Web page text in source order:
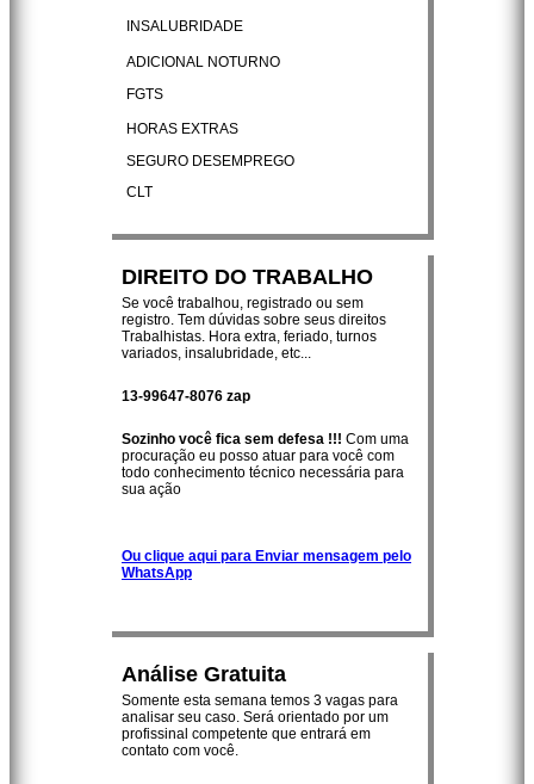
INSALUBRIDADE
ADICIONAL NOTURNO
FGTS
HORAS EXTRAS
SEGURO DESEMPREGO
CLT
DIREITO DO TRABALHO
Se você trabalhou, registrado ou sem
registro. Tem dúvidas sobre seus direitos
Trabalhistas. Hora extra, feriado, turnos
variados, insalubridade, etc...
13-99647-8076 zap
Sozinho você fica sem defesa !!! Com uma
procuração eu posso atuar para você com
todo conhecimento técnico necessária para
sua ação
Ou clique aqui para Enviar mensagem pelo
WhatsApp
Análise Gratuita
Somente esta semana temos 3 vagas para
analisar seu caso. Será orientado por um
profissinal competente que entrará em
contato com você.